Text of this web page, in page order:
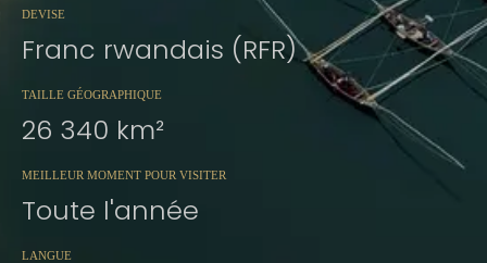
DEVISE
Franc rwandais (RFR)
TAILLE GÉOGRAPHIQUE
26 340 km²
MEILLEUR MOMENT POUR VISITER
Toute l'année
LANGUE